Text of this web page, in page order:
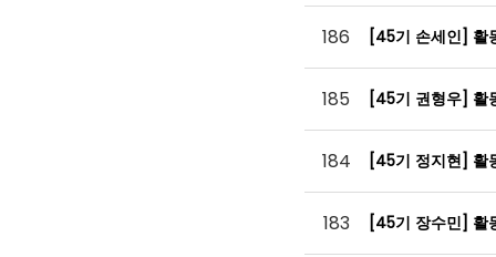
186 [45기 손세인] 활
185 [45기 권형우] 활
184 [45기 정지현] 활
183 [45기 장수민] 활